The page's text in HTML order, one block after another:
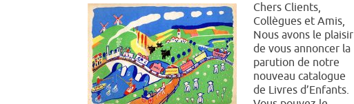
Chers Clients,
Collègues et Amis,
Nous avons le plaisir
de vous annoncer la
parution de notre
nouveau catalogue
de Livres d’Enfants.